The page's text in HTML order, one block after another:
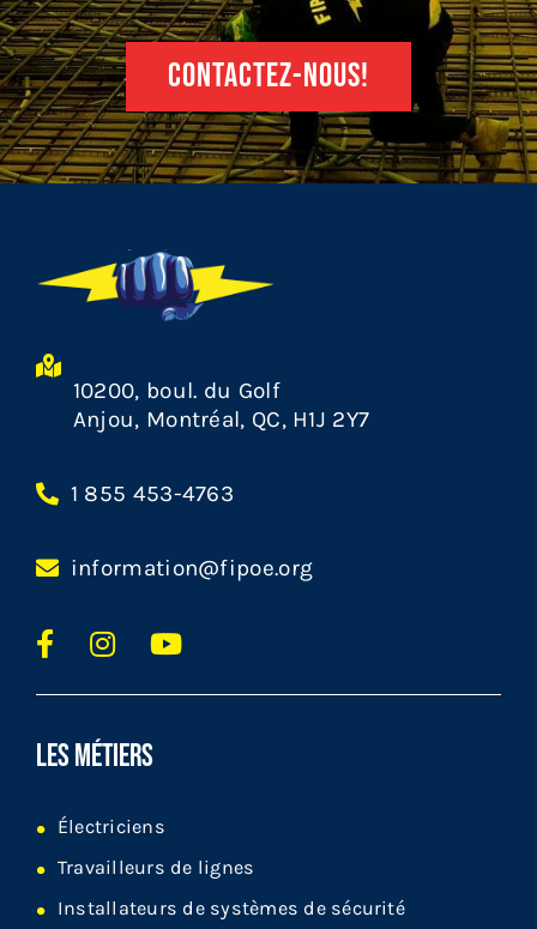
CONTACTEZ-NOUS!
10200, boul. du Golf
Anjou, Montréal, QC, H1J 2Y7
1 855 453-4763
information@fipoe.org
LES MÉTIERS
Électriciens
Travailleurs de lignes
Installateurs de systèmes de sécurité